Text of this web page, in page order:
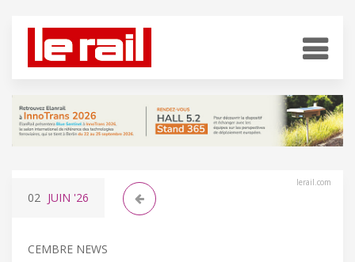
lerail.com
02 JUIN '26
CEMBRE NEWS